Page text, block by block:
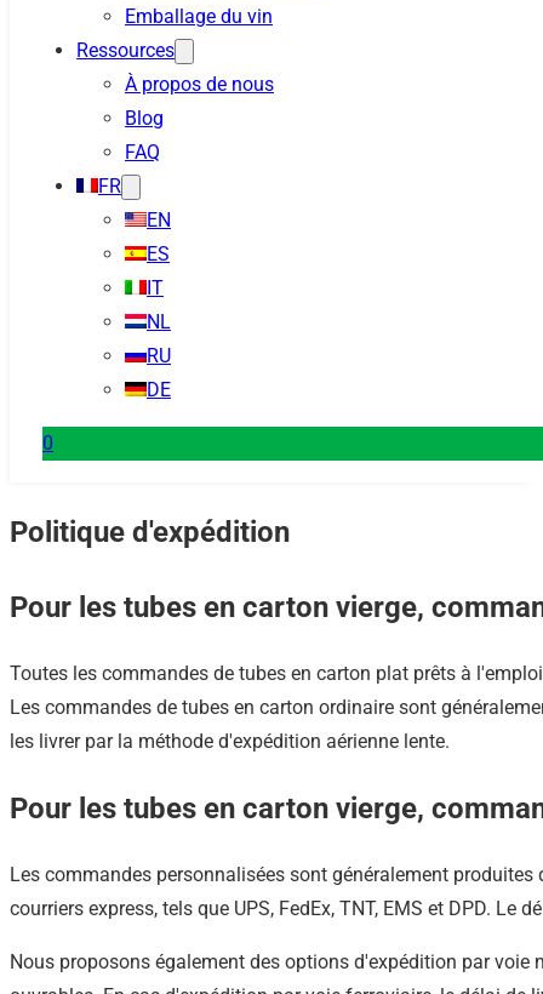
Emballage du vin
Ressources
À propos de nous
Blog
FAQ
FR
EN
ES
IT
NL
RU
DE
0
Politique d'expédition
Pour les tubes en carton vierge,
Toutes les commandes de tubes en carton plat prêts à
Les commandes de tubes en carton ordinaire sont
les livrer par la méthode d'expédition aérienne lente.
Pour les tubes en carton vierge,
Les commandes personnalisées sont généralement
courriers express, tels que UPS, FedEx, TNT, EMS et DPD.
Nous proposons également des options d'expédition par